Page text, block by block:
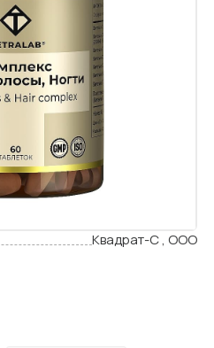
Квадрат-С , ООО